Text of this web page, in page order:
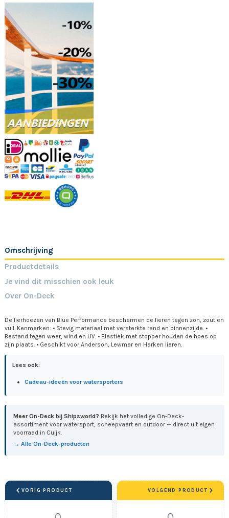
Omschrijving
Productdetails
Je vind dit misschien ook leuk
Over On-Deck
De lierhoezen van Blue Performance beschermen de lieren tegen zon, zout en
vuil. Kenmerken: • Stevig materiaal met versterkte rand en binnenzijde. •
Bestand tegen weer, wind en UV. • Elastiek met stopper houden de hoes op
zijn plaats. • Geschikt voor Anderson, Lewmar en Harken lieren.
Lees ook:
Cadeau-ideeën voor watersporters
Meer On-Deck bij Shipsworld? Bekijk het volledige On-Deck-
assortiment voor watersport, scheepvaart en outdoor — direct uit eigen
voorraad in Cuijk.
→ Alle On-Deck-producten
VORIG PRODUCT VOLGEND PRODUCT